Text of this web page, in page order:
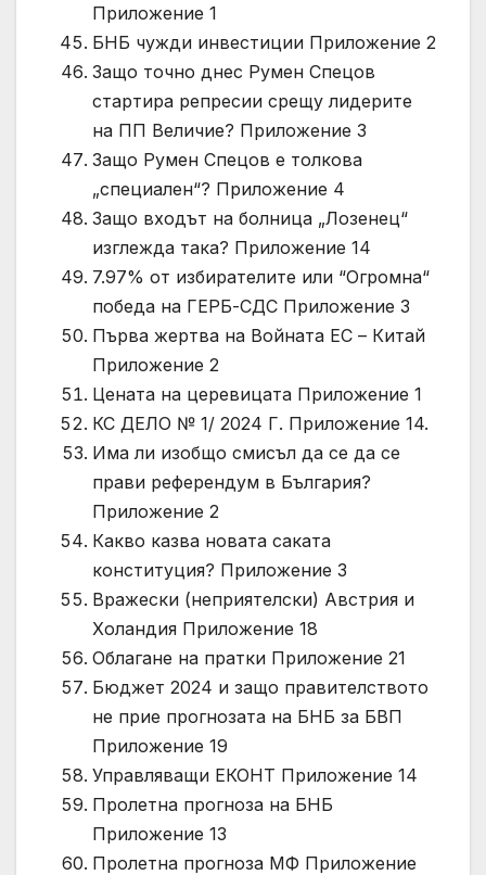
Приложение 1
БНБ чужди инвестиции Приложение 2
Защо точно днес Румен Спецов
стартира репресии срещу лидерите
на ПП Величие? Приложение 3
Защо Румен Спецов е толкова
„специален“? Приложение 4
Защо входът на болница „Лозенец“
изглежда така? Приложение 14
7.97% от избирателите или “Огромна“
победа на ГЕРБ-СДС Приложение 3
Първа жертва на Войната ЕС – Китай
Приложение 2
Цената на церевицата Приложение 1
КС ДЕЛО № 1/ 2024 Г. Приложение 14.
Има ли изобщо смисъл да се да се
прави референдум в България?
Приложение 2
Какво казва новата саката
конституция? Приложение 3
Вражески (неприятелски) Австрия и
Холандия Приложение 18
Облагане на пратки Приложение 21
Бюджет 2024 и защо правителството
не прие прогнозата на БНБ за БВП
Приложение 19
Управляващи ЕКОНТ Приложение 14
Пролетна прогноза на БНБ
Приложение 13
Пролетна прогноза МФ Приложение